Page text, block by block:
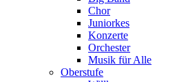
Chor
Juniorkes
Konzerte
Orchester
Musik für Alle
Oberstufe